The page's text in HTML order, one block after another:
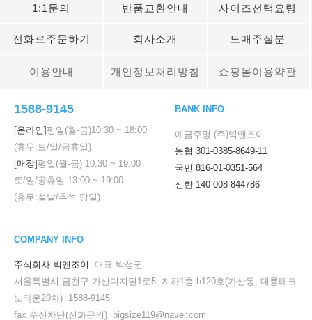
1:1문의 반품교환안내 사이즈선택요령
전화로주문하기 회사소개 도매주실분
이용안내 개인정보처리방침 쇼핑몰이용약관
1588-9145
[온라인] 평일(월-금)10:30 ~ 18:00
(휴무:토/일/공휴일)
[매장] 평일(월-금) 10:30 ~ 19:00
토/일/공휴일 13:00 ~ 19:00
(휴무:설날/추석 당일)
BANK INFO
예금주명 (주)빅앤조이
농협 301-0385-8649-11
국민 816-01-0351-564
신한 140-008-844786
COMPANY INFO
주식회사 빅앤조이
대표 박성권
서울특별시 금천구 가산디지털1로5, 지하1층 b120호(가산동, 대륭테크
노타운20차) 1588-9145
fax 수신차단(전화문의) bigsize119@naver.com